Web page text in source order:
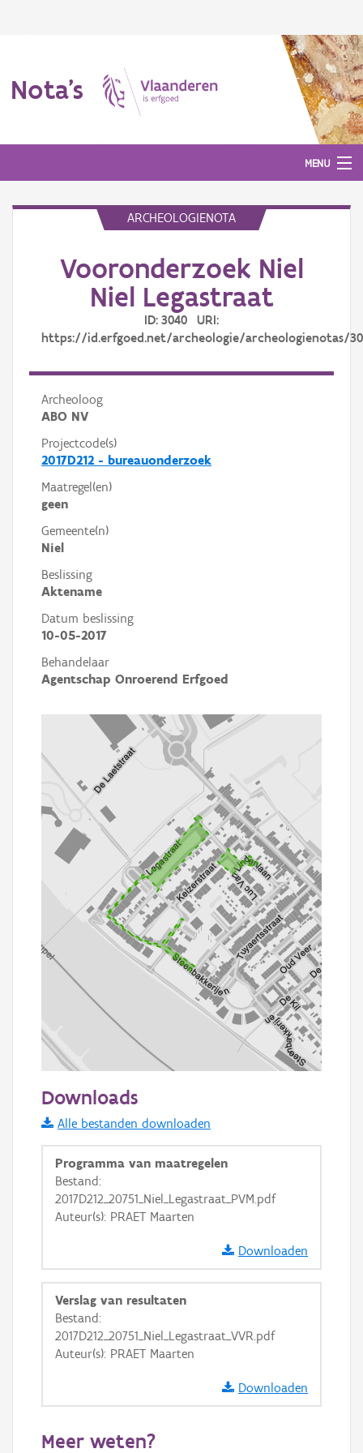
Nota's
MENU
Aanmelden
ARCHEOLOGIENOTA
Vooronderzoek Niel
Niel Legastraat
ID: 3040 URI:
https://id.erfgoed.net/archeologie/archeologienotas/
Archeoloog
ABO NV
Projectcode(s)
2017D212 - bureauonderzoek
Maatregel(en)
geen
Gemeente(n)
Niel
Beslissing
Aktename
Datum beslissing
10-05-2017
Behandelaar
Agentschap Onroerend Erfgoed
Informatie Vlaanderen
i
+ −
Basis Lagen
OSM-Basiskaart
GRB-Basiskaart
GRB-Basiskaart in grijswaarden
Downloads
Alle bestanden downloaden
Programma van maatregelen
Bestand:
2017D212_20751_Niel_Legastraat_PVM.pdf
Auteur(s): PRAET Maarten
Downloaden
Verslag van resultaten
Bestand:
2017D212_20751_Niel_Legastraat_VVR.pdf
Auteur(s): PRAET Maarten
Downloaden
Meer weten?